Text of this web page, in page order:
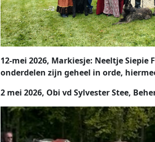
12-mei 2026, Markiesje: Neeltje
onderdelen zijn geheel in orde,
2 mei 2026, Obi vd Sylvester Stee,